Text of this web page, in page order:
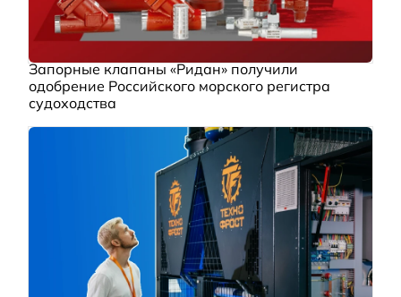
Запорные клапаны «Ридан» получили
одобрение Российского морского регистра
судоходства